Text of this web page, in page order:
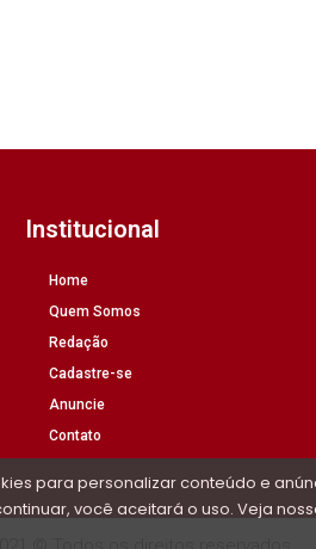
Institucional
Home
Quem Somos
Redação
Cadastre-se
Anuncie
Contato
para personalizar conteúdo e
você aceitará o uso. Veja